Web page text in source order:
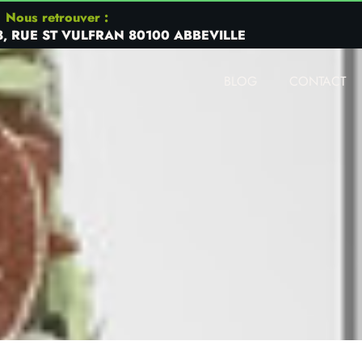
Nous retrouver :
RUE ST VULFRAN 80100 ABBEVILLE
CONTACT